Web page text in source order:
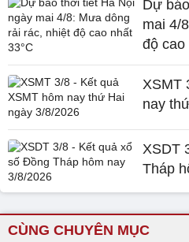
Dự
mai 4/
độ cao
XSMT
nay
XSDT
Tháp
CÙNG CHUYÊN MỤC